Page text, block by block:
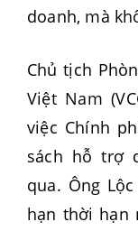
doanh, mà
Chủ tịch
Việt Nam
việc Chính
sách hỗ trợ
qua. Ông
hạn thời hạn